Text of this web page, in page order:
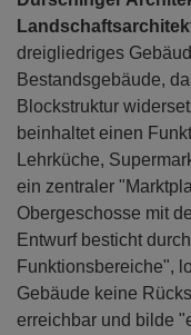
dreigliedriges
Bestandsgebäude,
Blockstruktur
beinhaltet einen
Lehrküche,
ein zentraler
Obergeschosse mit
Entwurf besticht
Funktionsbereiche",
Gebäude keine
erreichbar und bilde